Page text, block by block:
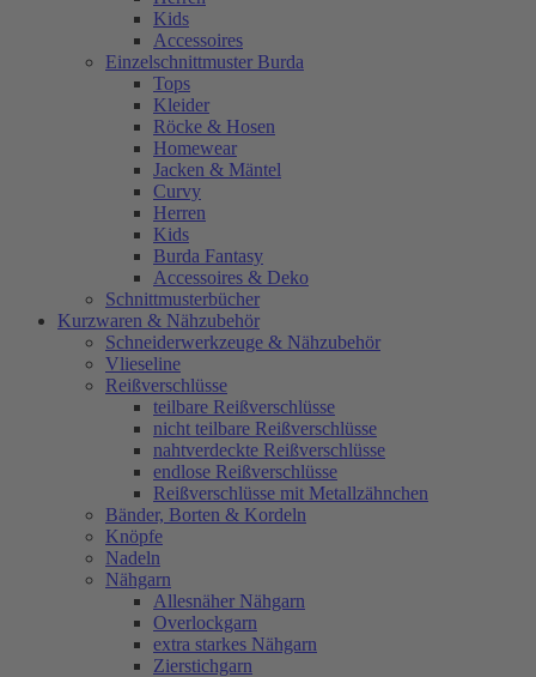
Kids
Accessoires
Einzelschnittmuster Burda
Tops
Kleider
Röcke & Hosen
Homewear
Jacken & Mäntel
Curvy
Herren
Kids
Burda Fantasy
Accessoires & Deko
Schnittmusterbücher
Kurzwaren & Nähzubehör
Schneiderwerkzeuge & Nähzubehör
Vlieseline
Reißverschlüsse
teilbare Reißverschlüsse
nicht teilbare Reißverschlüsse
nahtverdeckte Reißverschlüsse
endlose Reißverschlüsse
Reißverschlüsse mit Metallzähnchen
Bänder, Borten & Kordeln
Knöpfe
Nadeln
Nähgarn
Allesnäher Nähgarn
Overlockgarn
extra starkes Nähgarn
Zierstichgarn